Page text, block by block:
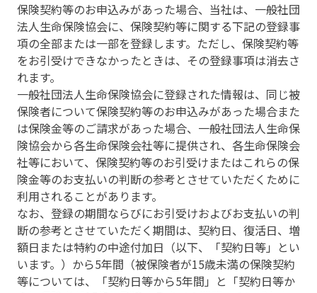
保険契約等のお申込みがあった場合、当社は、一般社団
法人生命保険協会に、保険契約等に関する下記の登録事
項の全部または一部を登録します。ただし、保険契約等
をお引受けできなかったときは、その登録事項は消去さ
れます。
一般社団法人生命保険協会に登録された情報は、同じ被
保険者について保険契約等のお申込みがあった場合また
は保険金等のご請求があった場合、一般社団法人生命保
険協会から各生命保険会社等に提供され、各生命保険会
社等において、保険契約等のお引受けまたはこれらの保
険金等のお支払いの判断の参考とさせていただくために
利用されることがあります。
なお、登録の期間ならびにお引受けおよびお支払いの判
断の参考とさせていただく期間は、契約日、復活日、増
額日または特約の中途付加日（以下、「契約日等」とい
います。）から5年間（被保険者が15歳未満の保険契約
等については、「契約日等から5年間」と「契約日等か